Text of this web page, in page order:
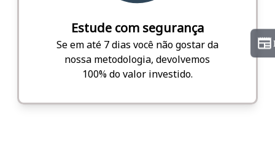
Estude com segurança
Se em até 7 dias você não gostar da
nossa metodologia, devolvemos
100% do valor investido.